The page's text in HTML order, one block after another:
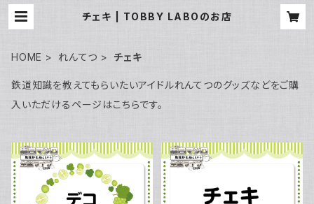
チェキ | TOBBY LABOのお店
HOME れんてつ チェキ
鉄道知識を教えてもらいたいアイドルれんてつのグッズなどをご購
入いただけるページはこちらです。